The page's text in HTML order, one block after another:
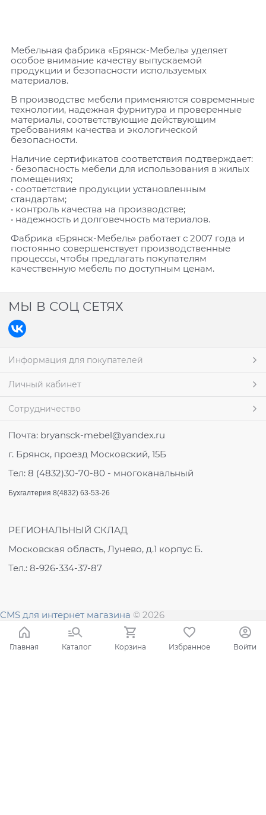
Мебельная фабрика «Брянск-Мебель» уделяет
особое внимание качеству выпускаемой
продукции и безопасности используемых
материалов.
В производстве мебели применяются современные
технологии, надежная фурнитура и проверенные
материалы, соответствующие действующим
требованиям качества и экологической
безопасности.
Наличие сертификатов соответствия подтверждает:
• безопасность мебели для использования в жилых
помещениях;
• соответствие продукции установленным
стандартам;
• контроль качества на производстве;
• надежность и долговечность материалов.
Фабрика «Брянск-Мебель» работает с 2007 года и
постоянно совершенствует производственные
процессы, чтобы предлагать покупателям
качественную мебель по доступным ценам.
МЫ В СОЦ СЕТЯХ
Информация для покупателей
Личный кабинет
Сотрудничество
Почта: bryansсk-mebel@yandex.ru
г. Брянск, проезд Московский, 15Б
Тел: 8 (4832)30-70-80 - многоканальный
Бухгалтерия 8(4832) 63-53-26
РЕГИОНАЛЬНЫЙ СКЛАД
Московская область, Лунево, д.1 корпус Б.
Тел.: 8-926-334-37-87
CMS для интернет магазина © 2026
Главная Каталог Корзина Избранное Войти